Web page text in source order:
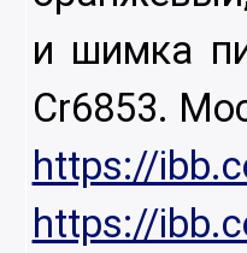
и шимка
Cr6853.
https://
https://